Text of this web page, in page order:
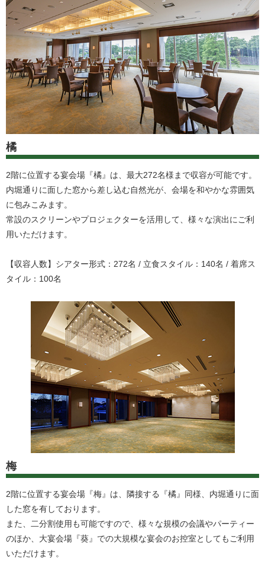
橘
2階に位置する宴会場『橘』は、最大272名様まで収容が可能です。
内堀通りに面した窓から差し込む自然光が、会場を和やかな雰囲気
に包みこみます。
常設のスクリーンやプロジェクターを活用して、様々な演出にご利
用いただけます。
【収容人数】シアター形式：272名 / 立食スタイル：140名 / 着席ス
タイル：100名
梅
2階に位置する宴会場『梅』は、隣接する『橘』同様、内堀通りに面
した窓を有しております。
また、二分割使用も可能ですので、様々な規模の会議やパーティー
のほか、大宴会場『葵』での大規模な宴会のお控室としてもご利用
いただけます。